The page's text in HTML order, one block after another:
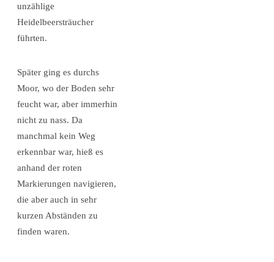
unzählige
Heidelbeersträucher
führten.
Später ging es durchs
Moor, wo der Boden sehr
feucht war, aber immerhin
nicht zu nass. Da
manchmal kein Weg
erkennbar war, hieß es
anhand der roten
Markierungen navigieren,
die aber auch in sehr
kurzen Abständen zu
finden waren.